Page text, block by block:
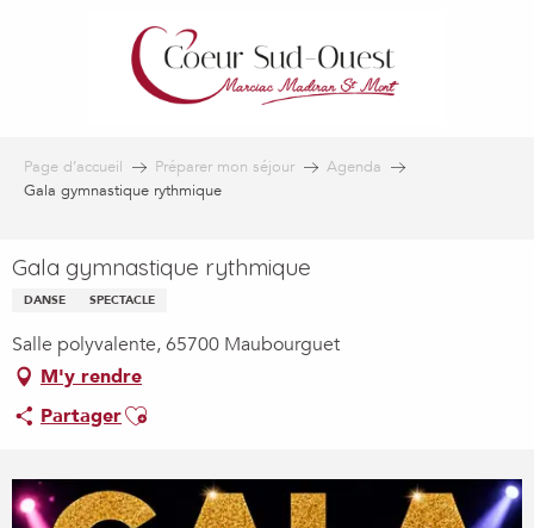
Page d’accueil Préparer mon séjour
Agenda
Gala gymnastique rythmique
Gala gymnastique rythmique
DANSE SPECTACLE
Salle polyvalente, 65700 Maubourguet
M'y rendre
PartagerAjouter aux favoris